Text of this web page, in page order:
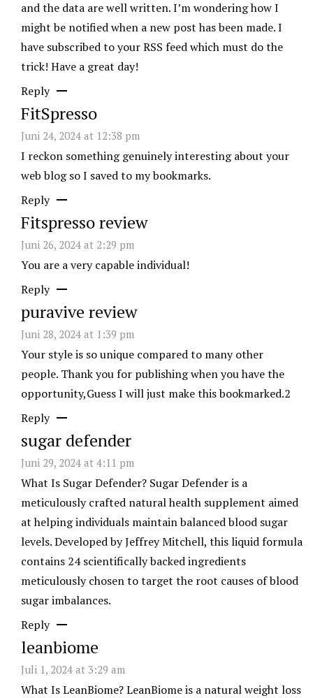
and the data are well written. I’m wondering how I
might be notified when a new post has been made. I
have subscribed to your RSS feed which must do the
trick! Have a great day!
Reply
FitSpresso
Juni 24, 2024 at 12:38 pm
I reckon something genuinely interesting about your
web blog so I saved to my bookmarks.
Reply
Fitspresso review
Juni 26, 2024 at 2:29 pm
You are a very capable individual!
Reply
puravive review
Juni 28, 2024 at 1:39 pm
Your style is so unique compared to many other
people. Thank you for publishing when you have the
opportunity,Guess I will just make this bookmarked.2
Reply
sugar defender
Juni 29, 2024 at 4:11 pm
What Is Sugar Defender? Sugar Defender is a
meticulously crafted natural health supplement aimed
at helping individuals maintain balanced blood sugar
levels. Developed by Jeffrey Mitchell, this liquid formula
contains 24 scientifically backed ingredients
meticulously chosen to target the root causes of blood
sugar imbalances.
Reply
leanbiome
Juli 1, 2024 at 3:29 am
What Is LeanBiome? LeanBiome is a natural weight loss